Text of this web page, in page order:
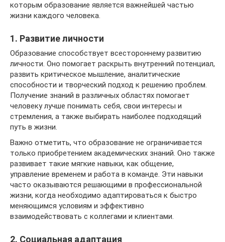
которым образование является важнейшей частью
жизни каждого человека.
1. Развитие личности
Образование способствует всестороннему развитию
личности. Оно помогает раскрыть внутренний потенциал,
развить критическое мышление, аналитические
способности и творческий подход к решению проблем.
Получение знаний в различных областях помогает
человеку лучше понимать себя, свои интересы и
стремления, а также выбирать наиболее подходящий
путь в жизни.
Важно отметить, что образование не ограничивается
только приобретением академических знаний. Оно также
развивает такие мягкие навыки, как общение,
управление временем и работа в команде. Эти навыки
часто оказываются решающими в профессиональной
жизни, когда необходимо адаптироваться к быстро
меняющимся условиям и эффективно
взаимодействовать с коллегами и клиентами.
2. Социальная адаптация